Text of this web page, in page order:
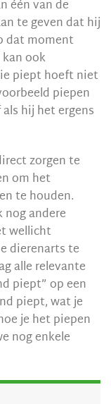
één van de
te geven dat hij
dat moment
ook
piept hoeft niet
piepen
hij het ergens
zorgen te
om het
te houden.
andere
wellicht
dierenarts te
alle relevante
piept” op een
piept, wat je
je het piepen
nog enkele